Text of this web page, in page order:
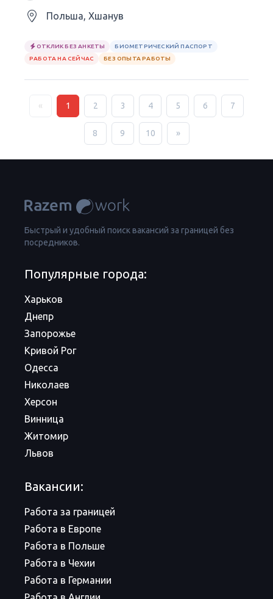
Польша, Хшанув
ОТКЛИК БЕЗ АНКЕТЫ
БИОМЕТРИЧЕСКИЙ ПАСПОРТ
РАБОТА НА СЕЙЧАС
БЕЗ ОПЫТА РАБОТЫ
« 1 2 3 4 5 6 7
8 9 10 »
Быстрый и удобный поиск вакансий за границей без
посредников.
Популярные города:
Харьков
Днепр
Запорожье
Кривой Рог
Одесса
Николаев
Херсон
Винница
Житомир
Львов
Вакансии:
Работа за границей
Работа в Европе
Работа в Польше
Работа в Чехии
Работа в Германии